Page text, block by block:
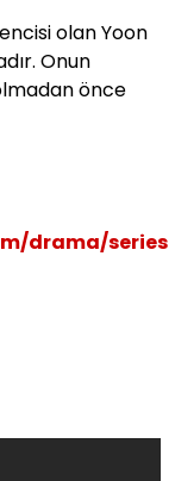
olan Yoon
Onun
önce
drama/series